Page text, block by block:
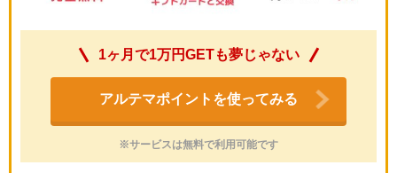
1ヶ月で1万円GETも夢じゃない
アルテマポイントを使ってみる
※サービスは無料で利用可能です